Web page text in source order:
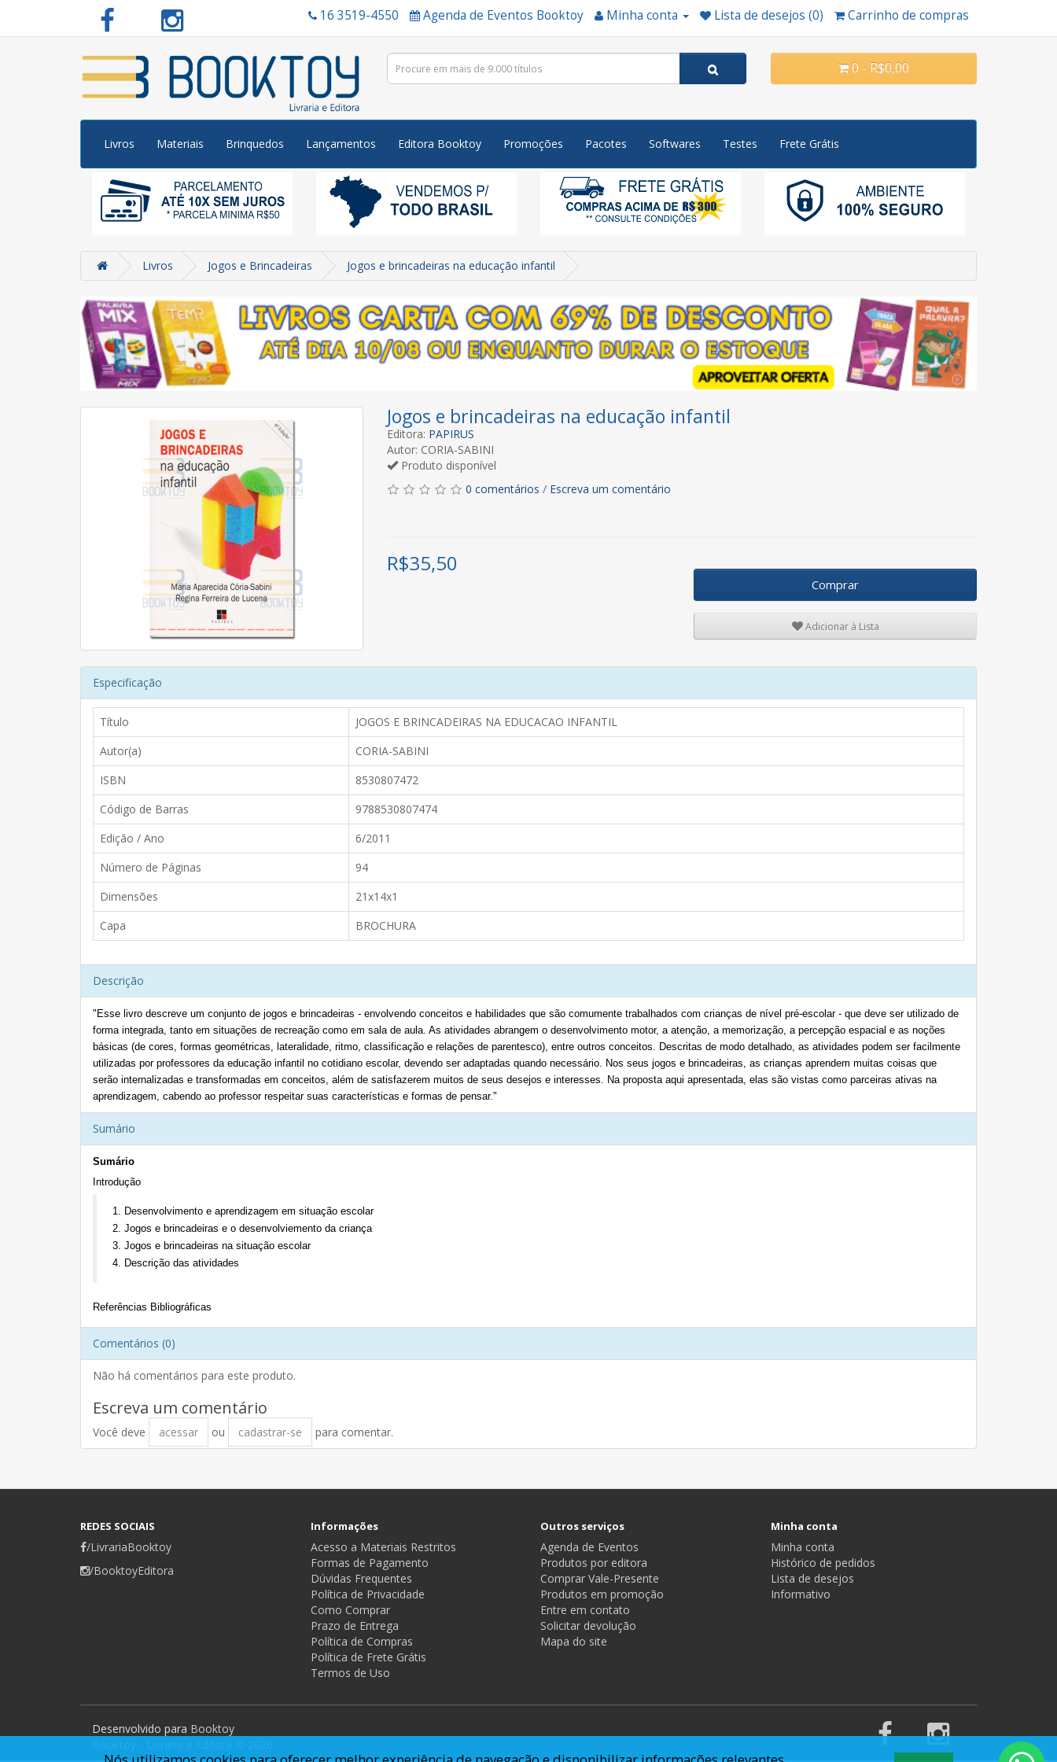
16 3519-4550 Agenda de Eventos Booktoy Minha conta Lista de desejos (0) Carrinho de compras
0 - R$0,00
Livros Materiais Brinquedos Lançamentos Editora Booktoy Promoções Pacotes Softwares Testes Frete Grátis
Livros Jogos e Brincadeiras Jogos e brincadeiras na educação infantil
Jogos e brincadeiras na educação infantil
Editora: PAPIRUS
Autor: CORIA-SABINI
Produto disponível
0 comentários / Escreva um comentário
R$35,50
Comprar
Adicionar à Lista
Especificação
Título
JOGOS E BRINCADEIRAS NA EDUCACAO INFANTIL
Autor(a)
CORIA-SABINI
ISBN
8530807472
Código de Barras
9788530807474
Edição / Ano
6/2011
Número de Páginas
94
Dimensões
21x14x1
Capa
BROCHURA
Descrição
"Esse livro descreve um conjunto de jogos e brincadeiras - envolvendo conceitos e habilidades que são comumente trabalhados com crianças de nível pré-escolar - que deve ser utilizado de
forma integrada, tanto em situações de recreação como em sala de aula. As atividades abrangem o desenvolvimento motor, a atenção, a memorização, a percepção espacial e as noções
básicas (de cores, formas geométricas, lateralidade, ritmo, classificação e relações de parentesco), entre outros conceitos. Descritas de modo detalhado, as atividades podem ser facilmente
utilizadas por professores da educação infantil no cotidiano escolar, devendo ser adaptadas quando necessário. Nos seus jogos e brincadeiras, as crianças aprendem muitas coisas que
serão internalizadas e transformadas em conceitos, além de satisfazerem muitos de seus desejos e interesses. Na proposta aqui apresentada, elas são vistas como parceiras ativas na
aprendizagem, cabendo ao professor respeitar suas características e formas de pensar."
Sumário
Sumário
Introdução
1. Desenvolvimento e aprendizagem em situação escolar
2. Jogos e brincadeiras e o desenvolviemento da criança
3. Jogos e brincadeiras na situação escolar
4. Descrição das atividades
Referências Bibliográficas
Comentários (0)
Não há comentários para este produto.
Escreva um comentário
Você deve acessar ou cadastrar-se para comentar.
REDES SOCIAIS
/LivrariaBooktoy
/BooktoyEditora
Informações
Acesso a Materiais Restritos
Formas de Pagamento
Dúvidas Frequentes
Política de Privacidade
Como Comprar
Prazo de Entrega
Política de Compras
Política de Frete Grátis
Termos de Uso
Outros serviços
Agenda de Eventos
Produtos por editora
Comprar Vale-Presente
Produtos em promoção
Entre em contato
Solicitar devolução
Mapa do site
Minha conta
Minha conta
Histórico de pedidos
Lista de desejos
Informativo
Desenvolvido para Booktoy